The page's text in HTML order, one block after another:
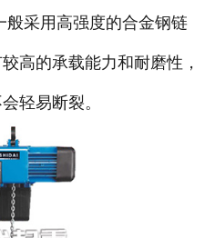
般采用高强度的合金钢链
高的承载能力和耐磨性，
轻易断裂。